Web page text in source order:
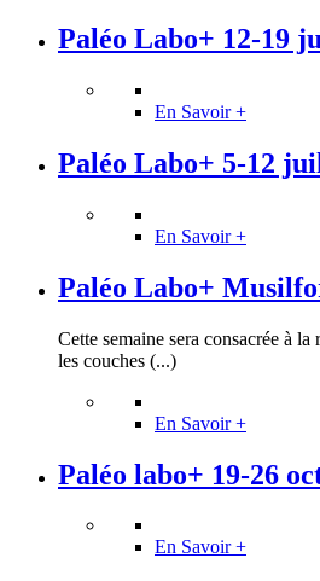
Paléo Labo+ 12-19
En Savoir +
Paléo Labo+ 5-12
En Savoir +
Paléo Labo+
Cette semaine sera consacrée à la
les couches (...)
En Savoir +
Paléo labo+ 19-26
En Savoir +